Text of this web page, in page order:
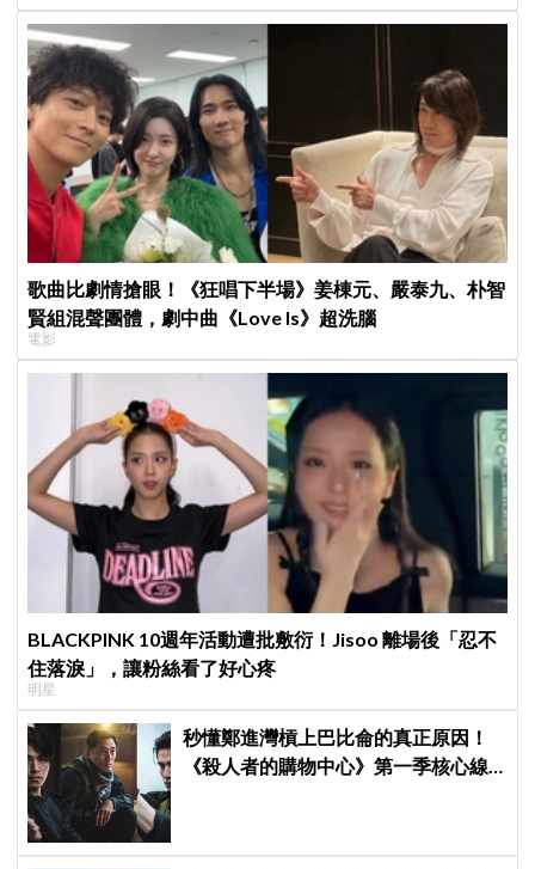
歌曲比劇情搶眼！《狂唱下半場》姜棟元、嚴泰九、朴智
賢組混聲團體，劇中曲《Love Is》超洗腦
電影
BLACKPINK 10週年活動遭批敷衍！Jisoo 離場後「忍不
住落淚」，讓粉絲看了好心疼
明星
秒懂鄭進灣槓上巴比侖的真正原因！
《殺人者的購物中心》第一季核心線